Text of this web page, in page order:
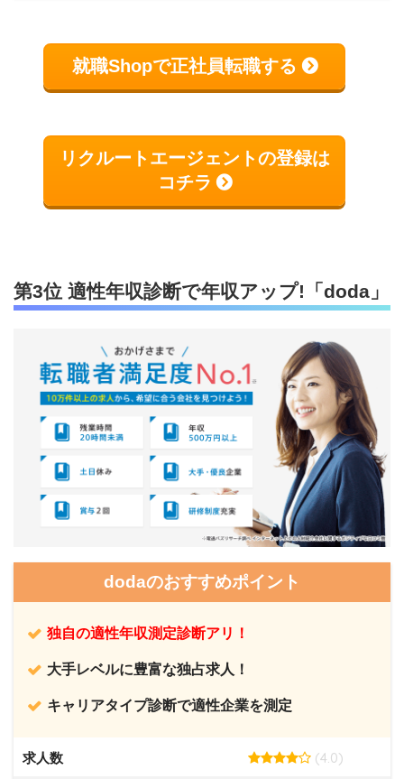
就職Shopで正社員転職する
リクルートエージェントの登録は
コチラ
第3位 適性年収診断で年収アップ!「doda」
dodaのおすすめポイント
独自の適性年収測定診断アリ！
大手レベルに豊富な独占求人！
キャリアタイプ診断で適性企業を測定
求人数 (4.0)